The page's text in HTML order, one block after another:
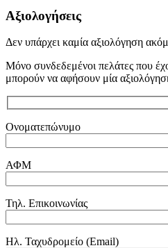
Αξιολογήσεις
Δεν υπάρχει καμία αξιολόγηση
Μόνο συνδεδεμένοι πελάτες που
μπορούν να αφήσουν μία
Ονοματεπώνυμο
ΑΦΜ
Τηλ. Επικοινωνίας
Ηλ. Ταχυδρομείο (Email)